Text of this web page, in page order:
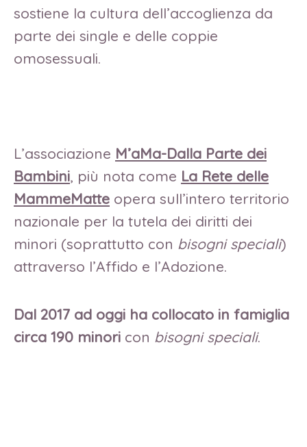
sostiene la cultura dell’accoglienza da
parte dei single e delle coppie
omosessuali.
L’associazione M’aMa-Dalla Parte dei
Bambini, più nota come La Rete delle
MammeMatte opera sull’intero territorio
nazionale per la tutela dei diritti dei
minori (soprattutto con bisogni speciali)
attraverso l’Affido e l’Adozione.
Dal 2017 ad oggi ha collocato in famiglia
circa 190 minori con bisogni speciali.